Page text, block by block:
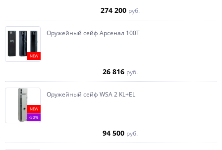
274 200 руб.
NEW
Оружейный сейф Арсенал 100Т
26 816 руб.
NEW
-50%
Оружейный сейф WSA 2 KL+EL
94 500 руб.